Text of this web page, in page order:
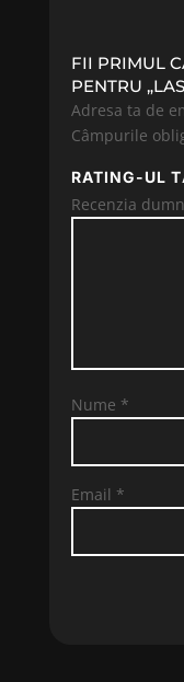
FII PRIMUL
PENTRU
Adresa ta de
Câmpurile
RATING-UL
Recenzia
Nume *
Email *